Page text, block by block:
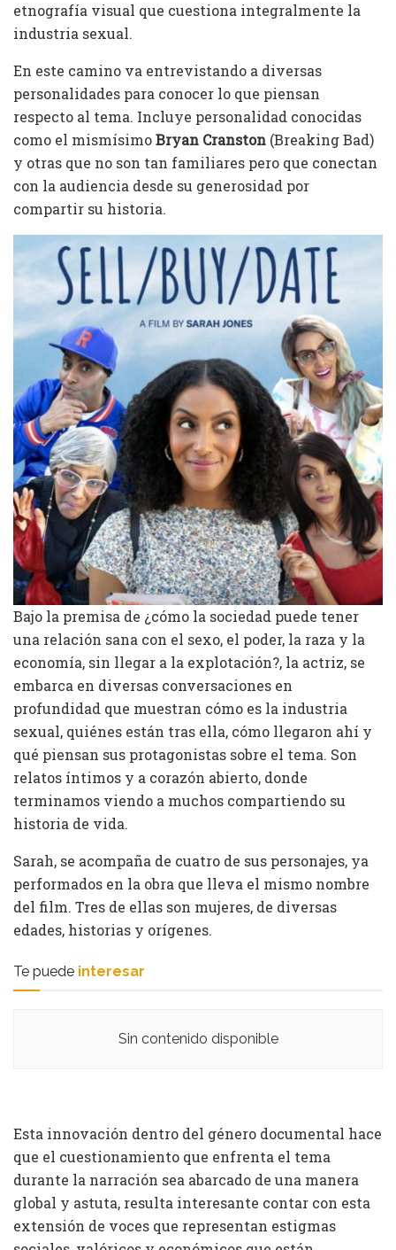
etnografía visual que cuestiona integralmente la
industria sexual.
En este camino va entrevistando a diversas
personalidades para conocer lo que piensan
respecto al tema. Incluye personalidad conocidas
como el mismísimoBryan Cranston (Breaking Bad)
y otras que no son tan familiares pero que conectan
con la audiencia desde su generosidad por
compartir su historia.
Bajo la premisa de ¿cómo la sociedad puede tener
una relación sana con el sexo, el poder, la raza y la
economía, sin llegar a la explotación?, la actriz, se
embarca en diversas conversaciones en
profundidad que muestran cómo es la industria
sexual, quiénes están tras ella, cómo llegaron ahí y
qué piensan sus protagonistas sobre el tema. Son
relatos íntimos y a corazón abierto, donde
terminamos viendo a muchos compartiendo su
historia de vida.
Sarah, se acompaña de cuatro de sus personajes, ya
performados en la obra que lleva el mismo nombre
del film. Tres de ellas son mujeres, de diversas
edades, historias y orígenes.
Te puede interesar
Sin contenido disponible
Esta innovación dentro del género documental hace
que el cuestionamiento que enfrenta el tema
durante la narración sea abarcado de una manera
global y astuta, resulta interesante contar con esta
extensión de voces que representan estigmas